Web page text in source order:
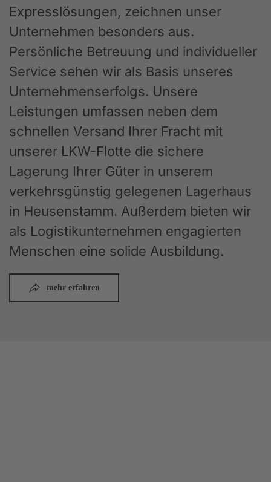
Expresslösungen, zeichnen unser
Unternehmen besonders aus.
Persönliche Betreuung und individueller
Service sehen wir als Basis unseres
Unternehmenserfolgs. Unsere
Leistungen umfassen neben dem
schnellen Versand Ihrer Fracht mit
unserer LKW-Flotte die sichere
Lagerung Ihrer Güter in unserem
verkehrsgünstig gelegenen Lagerhaus
in Heusenstamm. Außerdem bieten wir
als Logistikunternehmen engagierten
Menschen eine solide Ausbildung.
mehr erfahren